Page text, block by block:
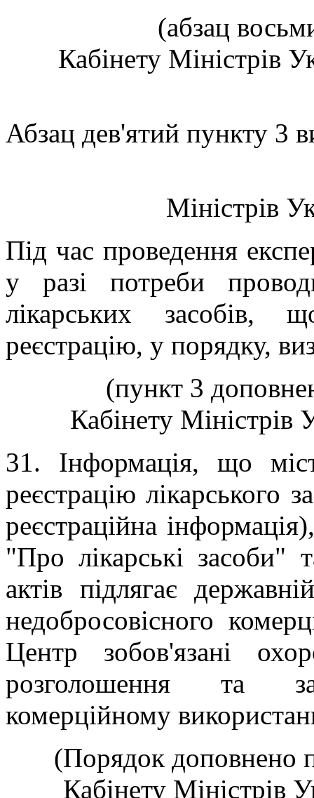
(абзац
Кабінету Міністрів
Абзац дев'ятий пункту 3
Міністрів
Під час проведення
у разі потреби
лікарських
реєстрацію, у порядку,
(пункт 3
Кабінету
31. Інформація, що
реєстрацію лікарського
реєстраційна
"Про лікарські засоби"
актів підлягає
недобросовісного
Центр зобов'язані
розголошення та
комерційному
(Порядок доповнено
Кабінету Міністрів